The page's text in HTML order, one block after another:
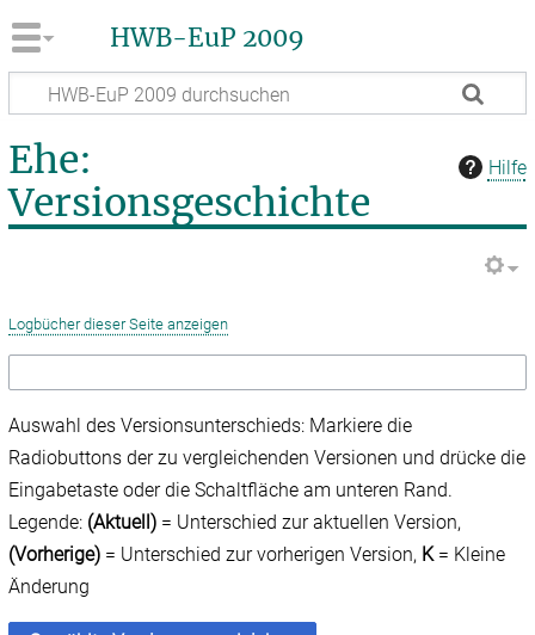
HWB-EuP 2009
Hilfe
Ehe:
Versionsgeschichte
Logbücher dieser Seite anzeigen
Auswahl des Versionsunterschieds: Markiere die
Radiobuttons der zu vergleichenden Versionen und drücke die
Eingabetaste oder die Schaltfläche am unteren Rand.
Legende: (Aktuell) = Unterschied zur aktuellen Version,
(Vorherige) = Unterschied zur vorherigen Version, K= Kleine
Änderung